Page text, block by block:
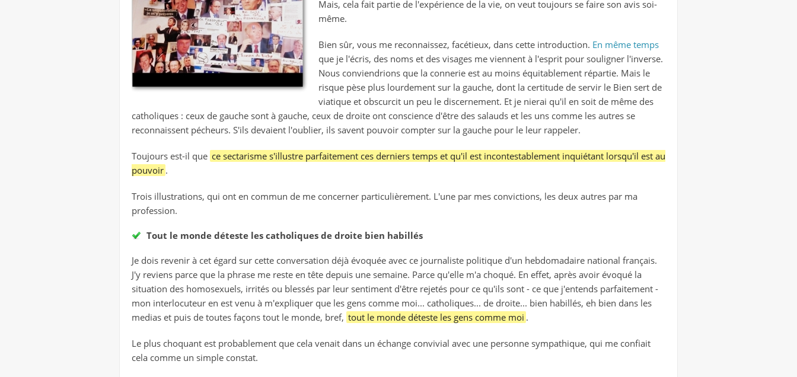
con
Mais, cela fait partie de l'expérience de la vie, on veut toujours se faire son avis soi-
même.
Bien sûr, vous me reconnaissez, facétieux, dans cette introduction. En même temps
que je l'écris, des noms et des visages me viennent à l'esprit pour souligner l'inverse.
Nous conviendrions que la connerie est au moins équitablement répartie. Mais le
risque pèse plus lourdement sur la gauche, dont la certitude de servir le Bien sert de
viatique et obscurcit un peu le discernement. Et je nierai qu'il en soit de même des
catholiques : ceux de gauche sont à gauche, ceux de droite ont conscience d'être des salauds et les uns comme les autres se
reconnaissent pécheurs. S'ils devaient l'oublier, ils savent pouvoir compter sur la gauche pour le leur rappeler.
Toujours est-il que ce sectarisme s'illustre parfaitement ces derniers temps et qu'il est incontestablement inquiétant lorsqu'il est au
pouvoir .
Trois illustrations, qui ont en commun de me concerner particulièrement. L'une par mes convictions, les deux autres par ma
profession.
Tout le monde déteste les catholiques de droite bien habillés
Je dois revenir à cet égard sur cette conversation déjà évoquée avec ce journaliste politique d'un hebdomadaire national français.
J'y reviens parce que la phrase me reste en tête depuis une semaine. Parce qu'elle m'a choqué. En effet, après avoir évoqué la
situation des homosexuels, irrités ou blessés par leur sentiment d'être rejetés pour ce qu'ils sont - ce que j'entends parfaitement -
mon interlocuteur en est venu à m'expliquer que les gens comme moi... catholiques... de droite... bien habillés, eh bien dans les
medias et puis de toutes façons tout le monde, bref, tout le monde déteste les gens comme moi .
Le plus choquant est probablement que cela venait dans un échange convivial avec une personne sympathique, qui me confiait
cela comme un simple constat.